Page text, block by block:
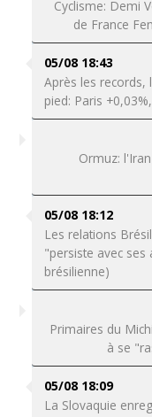
Cyclisme: Demi
de France
05/08 18:43
Après les records,
pied: Paris
Ormuz:
05/08 18:12
Les relations
"persiste avec
brésilienne)
Primaires du
à se
05/08 18:09
La Slovaquie